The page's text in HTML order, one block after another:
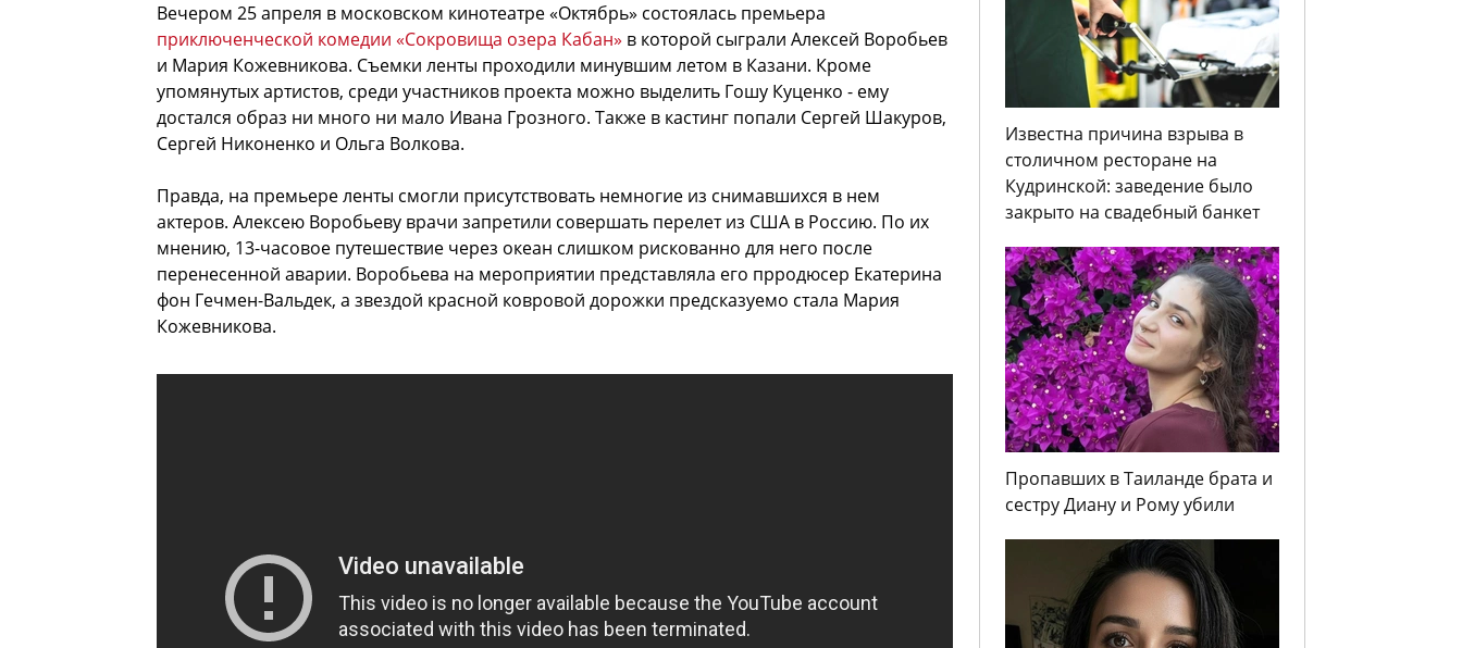
Вечером 25 апреля в московском кинотеатре «Октябрь» состоялась премьера
приключенческой комедии «Сокровища озера Кабан» в которой сыграли Алексей Воробьев
и Мария Кожевникова. Съемки ленты проходили минувшим летом в Казани. Кроме
упомянутых артистов, среди участников проекта можно выделить Гошу Куценко - ему
достался образ ни много ни мало Ивана Грозного. Также в кастинг попали Сергей Шакуров,
Сергей Никоненко и Ольга Волкова.
Правда, на премьере ленты смогли присутствовать немногие из снимавшихся в нем
актеров. Алексею Воробьеву врачи запретили совершать перелет из США в Россию. По их
мнению, 13-часовое путешествие через океан слишком рискованно для него после
перенесенной аварии. Воробьева на мероприятии представляла его прродюсер Екатерина
фон Гечмен-Вальдек, а звездой красной ковровой дорожки предсказуемо стала Мария
Кожевникова.
Известна причина взрыва в
столичном ресторане на
Кудринской: заведение было
закрыто на свадебный банкет
Пропавших в Таиланде брата и
сестру Диану и Рому убили